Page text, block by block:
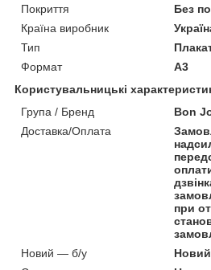
Покриття
Без
Країна виробник
Тип
Формат
A3
Користувальницькі
Група / Бренд
Bon
Доставка/Оплата
при
Новий — б/у
Новий